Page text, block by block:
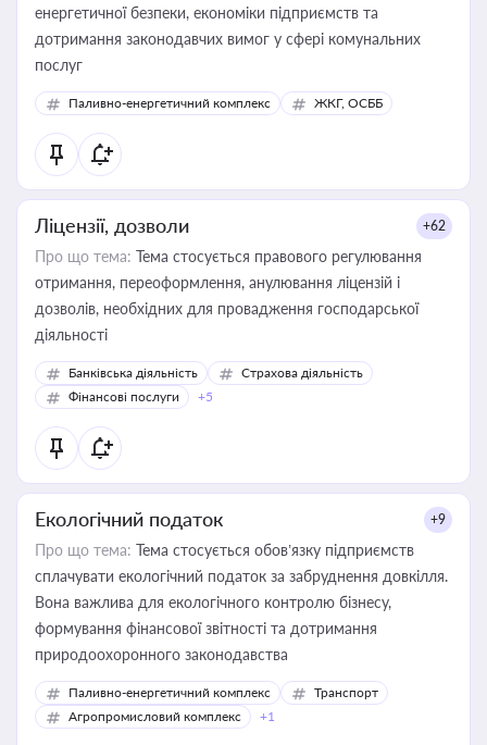
енергетичної безпеки, економіки підприємств та
дотримання законодавчих вимог у сфері комунальних
послуг
Паливно-енергетичний комплекс ЖКГ, ОСББ
Ліцензії, дозволи +62
Про що тема: Тема стосується правового регулювання
отримання, переоформлення, анулювання ліцензій і
дозволів, необхідних для провадження господарської
діяльності
Банківська діяльність
Страхова діяльність
Фінансові послуги
+5
Екологічний податок +9
Про що тема: Тема стосується обов’язку підприємств
сплачувати екологічний податок за забруднення довкілля.
Вона важлива для екологічного контролю бізнесу,
формування фінансової звітності та дотримання
природоохоронного законодавства
Паливно-енергетичний комплекс
Транспорт
Агропромисловий комплекс
+1